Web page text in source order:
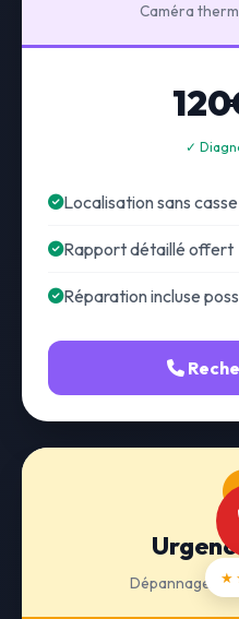
Caméra
✓
Localisation sans casse
Rapport détaillé offert
Réparation incluse
Dépannage ·